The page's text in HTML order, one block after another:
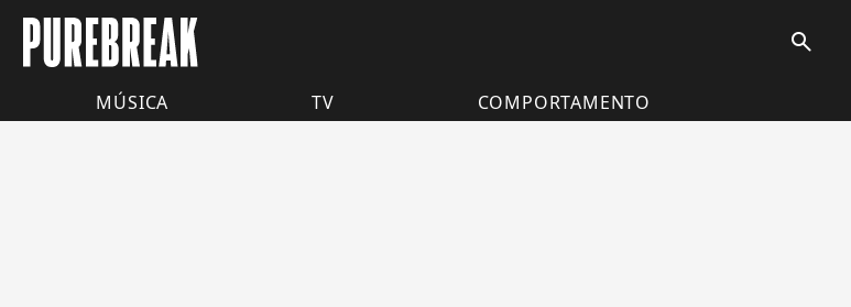
search
MÚSICA TV COMPORTAMENTO